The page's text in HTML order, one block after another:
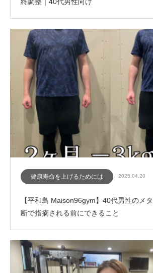
健康寿命を上げるためには 2025.04.20
【平和島 Maison96gym】40代男性のメ
断で指摘される前にできること